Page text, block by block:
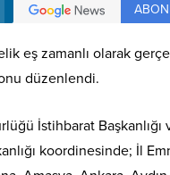
eş zamanlı olarak
düzenlendi.
İstihbarat Başkanlığı
koordinesinde; İl